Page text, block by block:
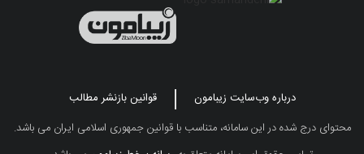
درباره وب‌سایت زیبامون
قوانین بازنشر مطالب
محتوای درج شده در این سامانه، متناسب با قوانین جمهوری اسلامی ایران می باشد.